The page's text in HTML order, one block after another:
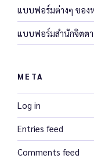
แบบฟอร์มต่างๆ ของ
แบบฟอร์มสำนักจิตต
META
Log in
Entries feed
Comments feed